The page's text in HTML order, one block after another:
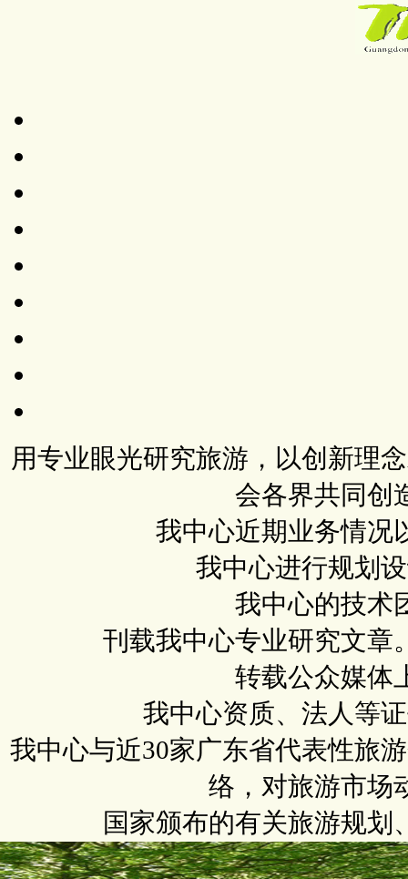
用专业眼光研究旅游，以创新理
会各界共同创
我中心近期业务情况
我中心进行规划
我中心的技术
刊载我中心专业研究文章
转载公众媒体
我中心资质、法人等
我中心与近30家广东省代表性旅
络，对旅游市场
国家颁布的有关旅游规划